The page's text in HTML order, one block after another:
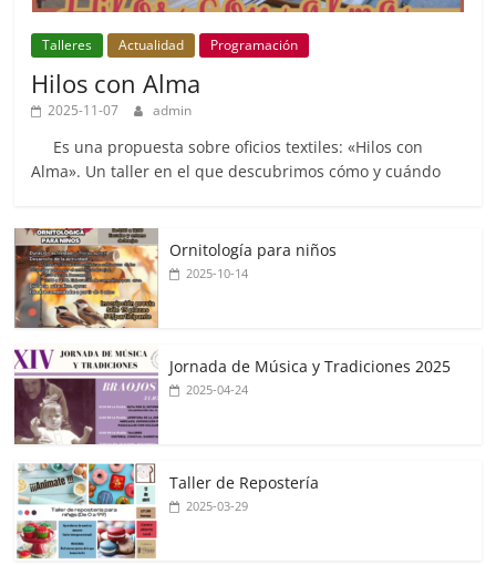
Talleres Actualidad Programación
Hilos con Alma
2025-11-07 admin
Es una propuesta sobre oficios textiles: «Hilos con
Alma». Un taller en el que descubrimos cómo y cuándo
Ornitología para niños
2025-10-14
Jornada de Música y Tradiciones 2025
2025-04-24
Taller de Repostería
2025-03-29